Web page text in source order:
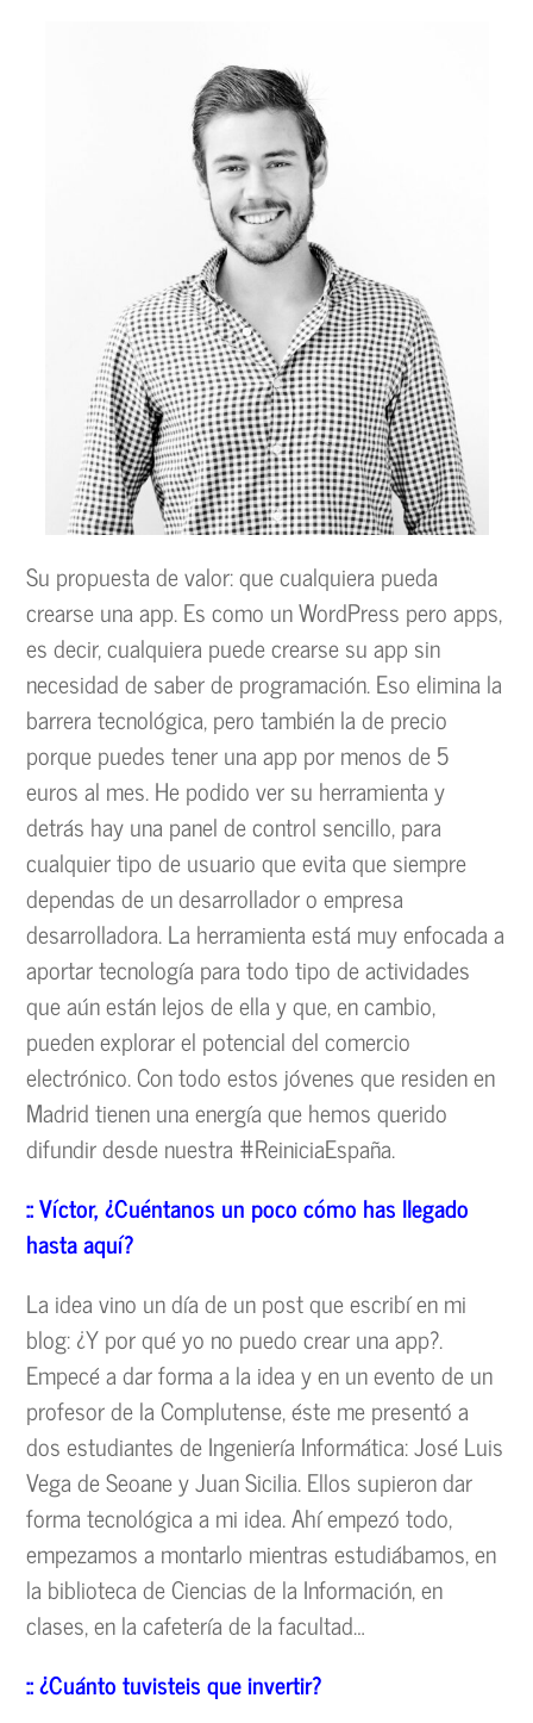
Su propuesta de valor: que cualquiera pueda
crearse una app. Es como un WordPress pero apps,
es decir, cualquiera puede crearse su app sin
necesidad de saber de programación. Eso elimina la
barrera tecnológica, pero también la de precio
porque puedes tener una app por menos de 5
euros al mes. He podido ver su herramienta y
detrás hay una panel de control sencillo, para
cualquier tipo de usuario que evita que siempre
dependas de un desarrollador o empresa
desarrolladora. La herramienta está muy enfocada a
aportar tecnología para todo tipo de actividades
que aún están lejos de ella y que, en cambio,
pueden explorar el potencial del comercio
electrónico. Con todo estos jóvenes que residen en
Madrid tienen una energía que hemos querido
difundir desde nuestra #ReiniciaEspaña.
:: Víctor, ¿Cuéntanos un poco cómo has llegado
hasta aquí?
La idea vino un día de un post que escribí en mi
blog: ¿Y por qué yo no puedo crear una app?.
Empecé a dar forma a la idea y en un evento de un
profesor de la Complutense, éste me presentó a
dos estudiantes de Ingeniería Informática: José Luis
Vega de Seoane y Juan Sicilia. Ellos supieron dar
forma tecnológica a mi idea. Ahí empezó todo,
empezamos a montarlo mientras estudiábamos, en
la biblioteca de Ciencias de la Información, en
clases, en la cafetería de la facultad…
:: ¿Cuánto tuvisteis que invertir?